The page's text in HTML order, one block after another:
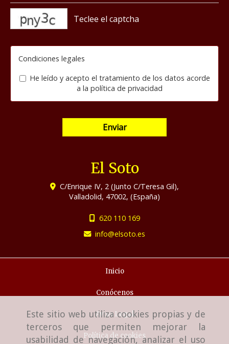
Este sitio web utiliza cookies propias y de
terceros que permiten mejorar la
usabilidad de navegación, analizar el uso
Condiciones legales
He leído y acepto el tratamiento de los datos acorde
a la política de privacidad
Enviar
El Soto
C/Enrique IV, 2 (Junto C/Teresa Gil),
Valladolid, 47002, (España)
620 110 169
info
elsoto.es
Inicio
Conócenos
Aviso Legal
Política de cookies